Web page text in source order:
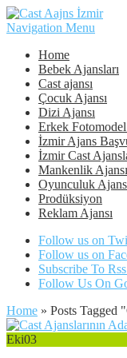
Navigation Menu
Home
Bebek Ajansları
Cast ajansı
Çocuk Ajansı
Dizi Ajansı
Erkek Fotomodel
İzmir Ajans
İzmir Cast
Mankenlik Ajansı
Oyunculuk
Prodüksiyon
Reklam Ajansı
Follow us on
Follow us on
Subscribe To
Follow Us On
Home » Posts Tagged "
Eki03